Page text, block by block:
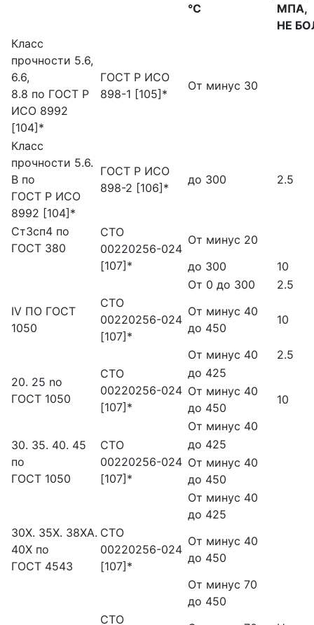
°С
МПА,
НЕ
Класс
прочности 5.6,
6.6,
8.8 по ГОСТ Р
ИСО 8992
[104]*
ГОСТ Р ИСО
898-1 [105]*
От минус 30
Класс
прочности 5.6.
В по
ГОСТ Р ИСО
8992 [104]*
ГОСТ Р ИСО
898-2 [106]*
до 300 2.5
СтЗсп4 по
ГОСТ 380
СТО
00220256-024
[107]*
От минус 20
до 300
10
От 0 до 300
2.5
IV ПО ГОСТ
1050
СТО
00220256-024
[107]*
От минус 40
до 450
10
От минус 40
2.5
20. 25 no
ГОСТ 1050
СТО
00220256-024
[107]*
до 425
От минус 40
до 450
10
От минус 40
30. 35. 40. 45
пo
ГОСТ 1050
СТО
00220256-024
[107]*
до 425
От минус 40
до 450
От минус 40
до 425
30X. 35X. 38XA.
40X пo
ГОСТ 4543
СТО
00220256-024
[107]*
От минус 40
до 450
От минус 70
до 450
СТО